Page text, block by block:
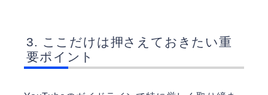
ここだけは押さえておきたい重
要ポイント